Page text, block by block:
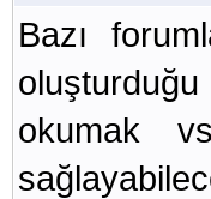
Bazı
oluşturduğu
okumak